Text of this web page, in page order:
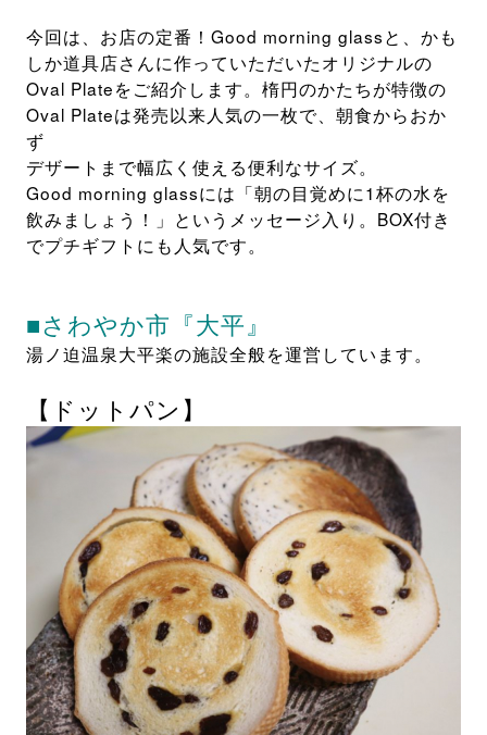
今回は、お店の定番！Good morning glassと、かも
しか道具店さんに作っていただいたオリジナルの
Oval Plateをご紹介します。楕円のかたちが特徴の
Oval Plateは発売以来人気の一枚で、朝食からおか
ず
デザートまで幅広く使える便利なサイズ。
Good morning glassには「朝の目覚めに1杯の水を
飲みましょう！」というメッセージ入り。BOX付き
でプチギフトにも人気です。
■さわやか市『大平』
湯ノ迫温泉大平楽の施設全般を運営しています。
【ドットパン】